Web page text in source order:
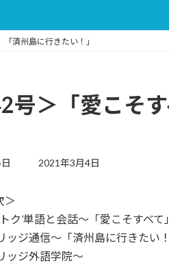
済州島に行きたい！」
号＞「愛こそ
最
日
時
:
2021年3月4日
＞
ク’単語と会話～「愛こそすべて」
ジ通信～「済州島に行きたい！
ッジ外語学院～